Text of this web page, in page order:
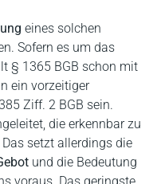
eines solchen
Sofern es um das
§ 1365 BGB schon mit
ein vorzeitiger
Ziff. 2 BGB sein.
die erkennbar zu
setzt allerdings die
und die Bedeutung